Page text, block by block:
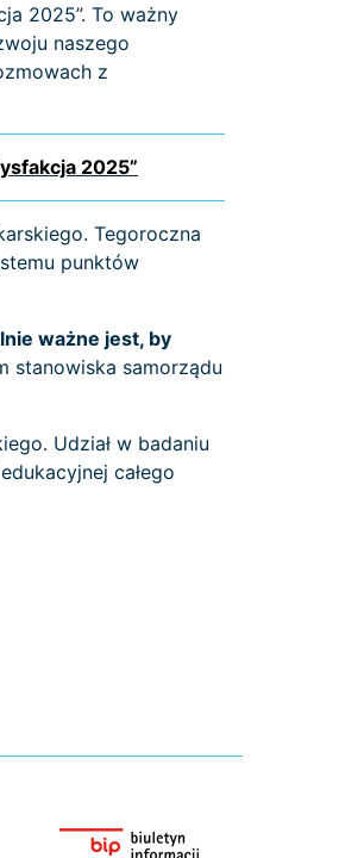
2025”. To ważny
naszego
z
2025”
Tegoroczna
punktów
ważne jest, by
stanowiska samorządu
Udział w badaniu
całego